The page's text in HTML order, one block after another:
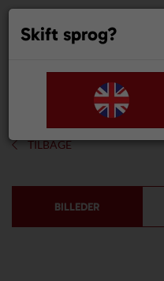
TILBAGE
BILLEDER
Skift sprog?